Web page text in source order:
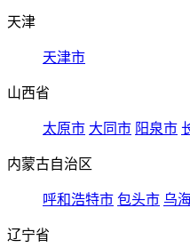
天津
天津市
山西省
太原市 大同市 阳泉市
内蒙古自治区
呼和浩特市 包头市 乌
辽宁省